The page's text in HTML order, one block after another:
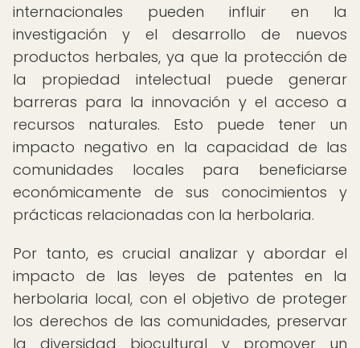
internacionales pueden influir en la
investigación y el desarrollo de nuevos
productos herbales, ya que la protección de
la propiedad intelectual puede generar
barreras para la innovación y el acceso a
recursos naturales. Esto puede tener un
impacto negativo en la capacidad de las
comunidades locales para beneficiarse
económicamente de sus conocimientos y
prácticas relacionadas con la herbolaria.
Por tanto, es crucial analizar y abordar el
impacto de las leyes de patentes en la
herbolaria local, con el objetivo de proteger
los derechos de las comunidades, preservar
la diversidad biocultural y promover un